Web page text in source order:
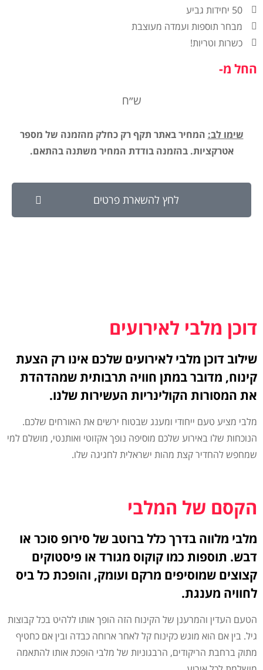
50 יחידות גביע
מבחר תוספות ועמדה מעוצבת
כשרות וטריות!
החל מ-
ש״ח
שימו לב: המחיר באתר תקף רק כחלק מהזמנה של מספר
אטרקציות. בהזמנה בודדת המחיר משתנה בהתאם.
לחץ להשארת פרטים
דוכן מלבי לאירועים
שילוב דוכן מלבי לאירועים שלכם אינו רק הצעת
קינוח, מדובר במתן חוויה תרבותית שמהדהדת
את המסורות הקולינריות העשירות שלנו.
מלבי מציע טעם ייחודי ומענג שבטוח ירשים את האורחים שלכם.
הנוכחות שלו באירוע שלכם מוסיפה נופך אקזוטי ואותנטי, מושלם למי
שמחפש להחדיר קצת מהות ישראלית לחגיגה שלו.
הקסם של המלבי
מלבי מלווה בדרך כלל ברוטב של סירופ סוכר או
דבש. תוספות כמו קוקוס מגורד או פיסטוקים
קצוצים שמוסיפים מרקם ועומק, והופכת כל ביס
לחוויה מענגת.
הטעם העדין והמרענן של הקינוח הזה הופך אותו ללהיט בכל קבוצות
גיל. בין אם הוא מוגש כקינוח קל לאחר ארוחה כבדה ובין אם כחטיף
מתוק ברחבת הריקודים, הרבגוניות של מלבי הופכת אותו להתאמה